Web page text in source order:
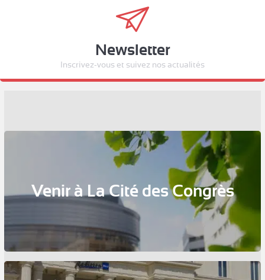
Newsletter
Inscrivez-vous et suivez nos actualités
Venir à La Cité des Congrès